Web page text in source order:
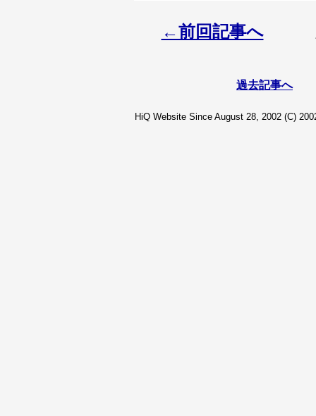
←前回記事へ
過去記事へ
HiQ Website Since August 28, 2002 (C)